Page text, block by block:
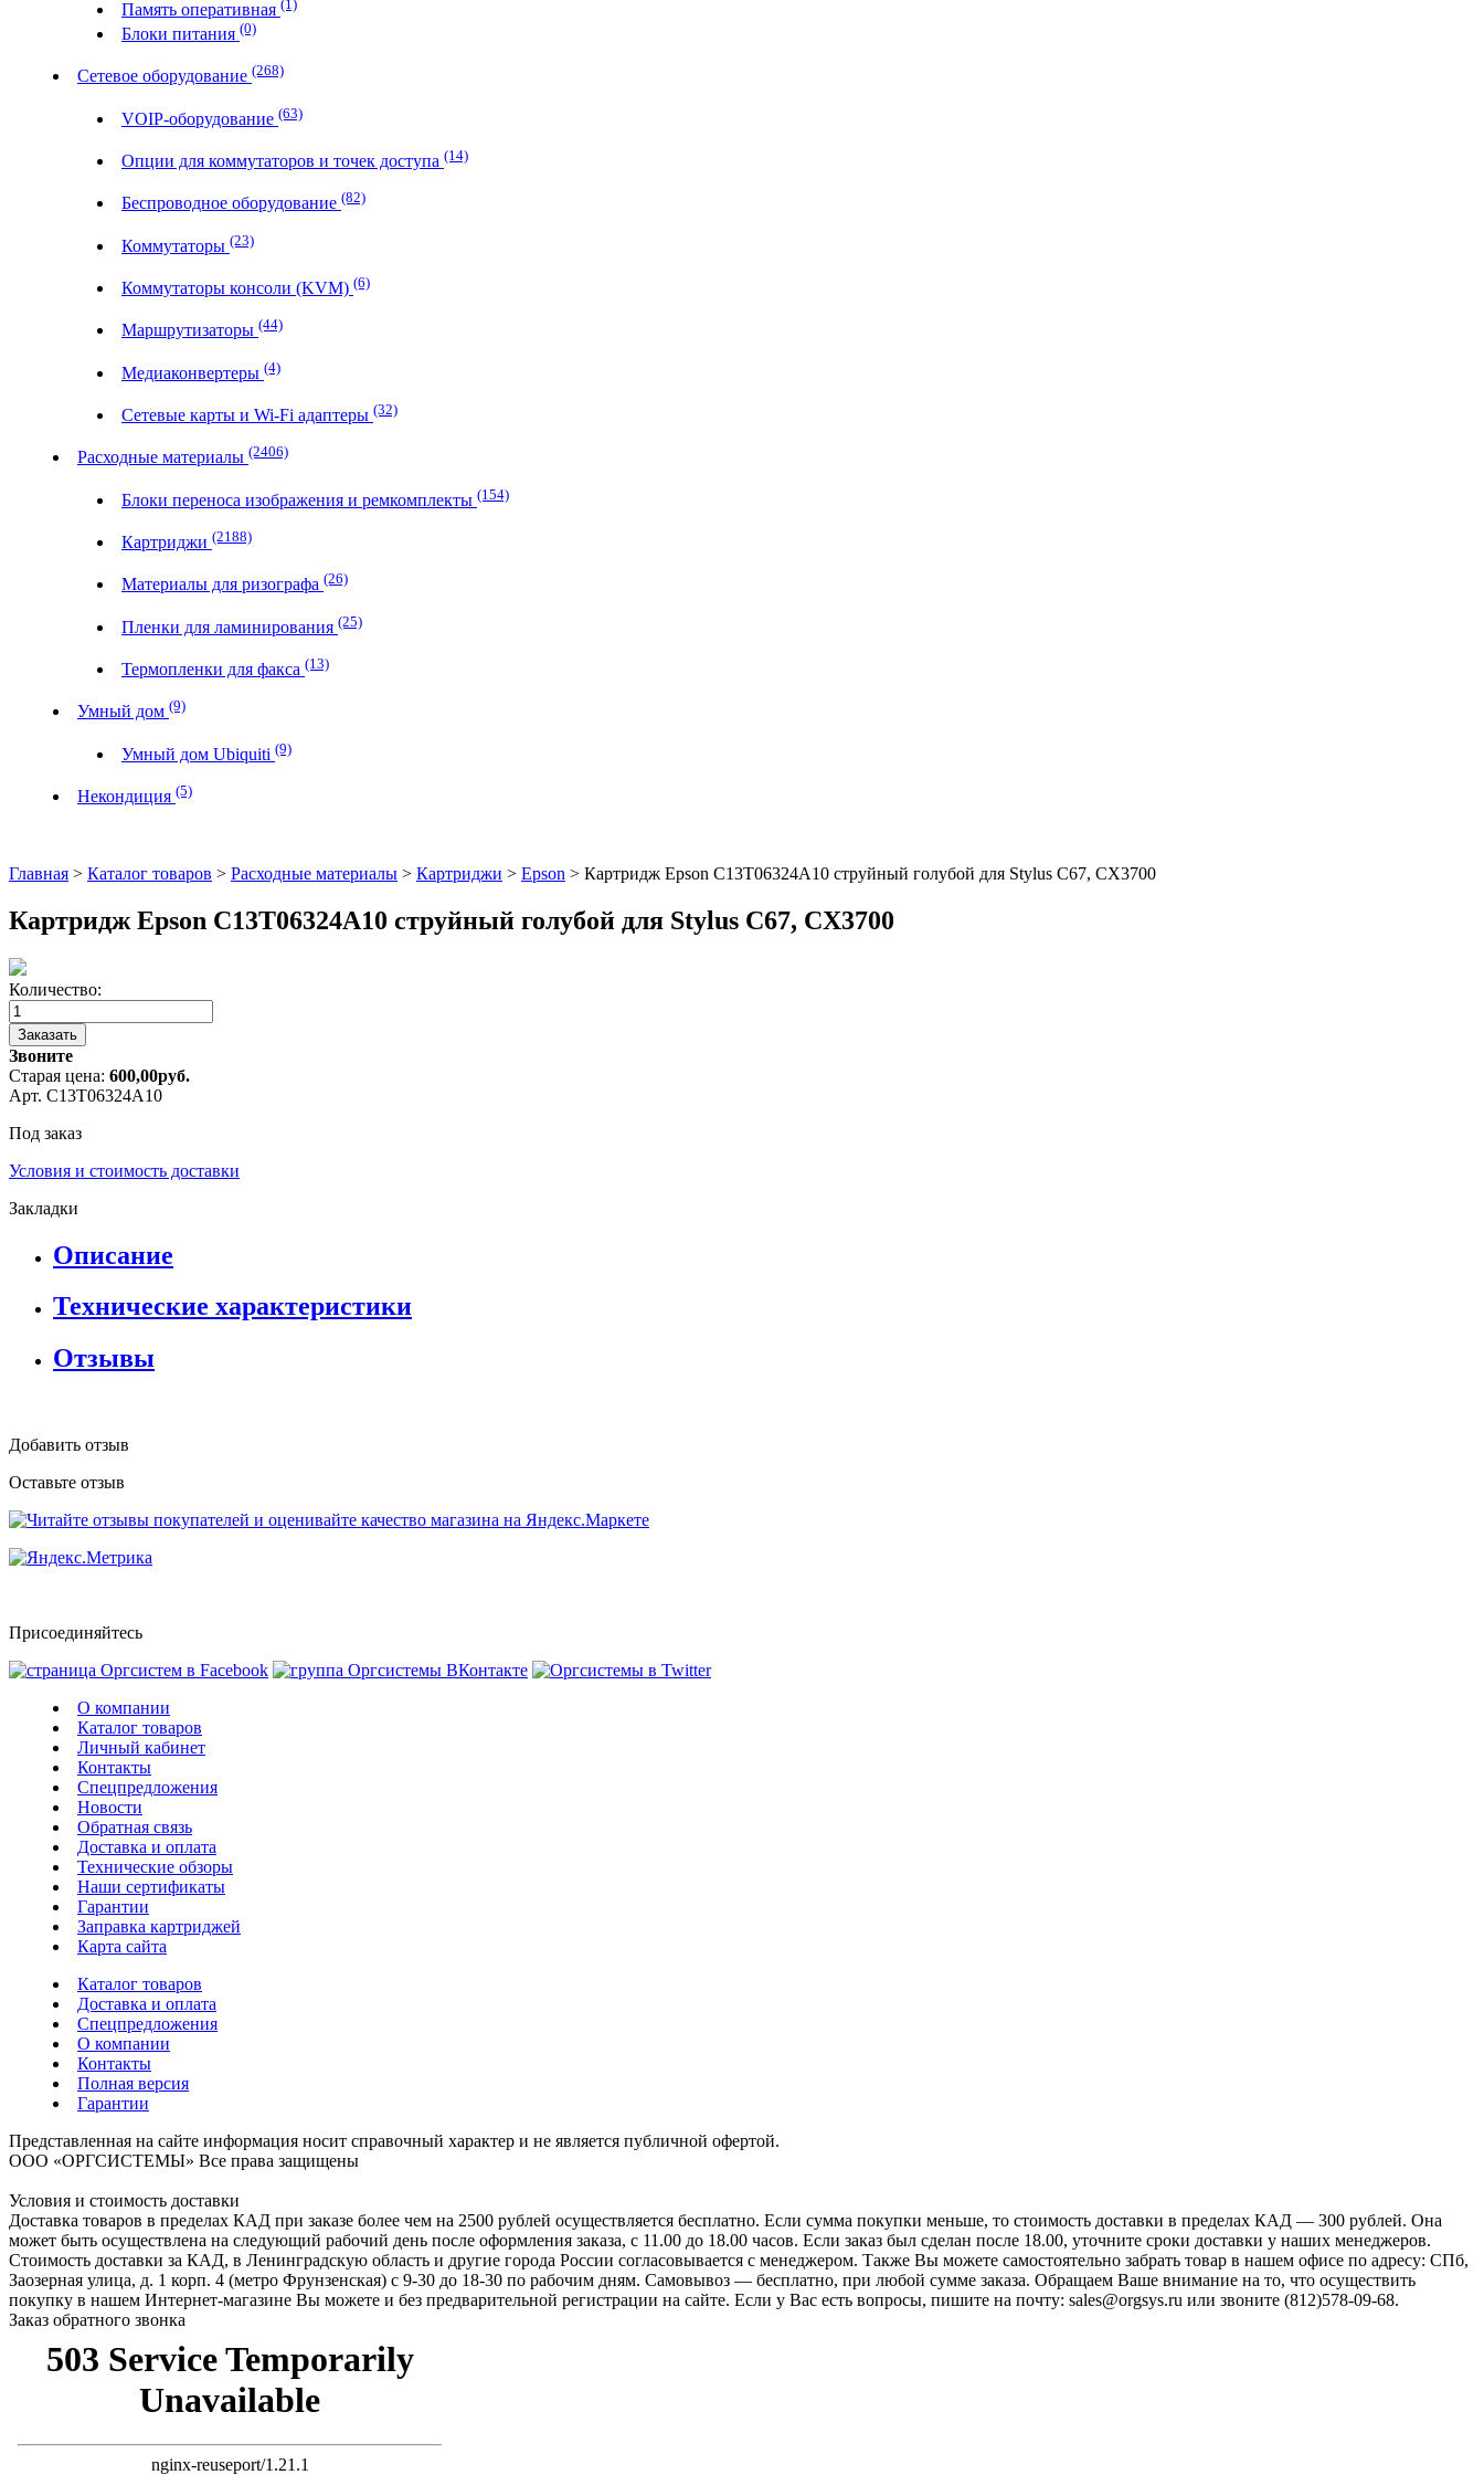
Память оперативная
Блоки питания (0)
Сетевое оборудование (268)
VOIP-оборудование (63)
Опции для коммутаторов и точек доступа (14)
Беспроводное оборудование (82)
Коммутаторы (23)
Коммутаторы консоли (KVM) (6)
Маршрутизаторы (44)
Медиаконвертеры (4)
Сетевые карты и Wi-Fi адаптеры (32)
Расходные материалы (2406)
Блоки переноса изображения и ремкомплекты (154)
Картриджи (2188)
Материалы для ризографа (26)
Пленки для ламинирования (25)
Термопленки для факса (13)
Умный дом (9)
Умный дом Ubiquiti (9)
Некондиция (5)
Главная > Каталог товаров > Расходные материалы > Картриджи > Epson > Картридж Epson C13T06324A10 струйный голубой для Stylus C67, CX3700
Картридж Epson C13T06324A10 струйный голубой для Stylus C67, CX3700
Количество:
Заказать
Звоните
Старая цена: 600,00руб.
Арт. C13T06324A10
Под заказ
Условия и стоимость доставки
Закладки
Описание
Технические характеристики
Отзывы
Добавить отзыв
Оставьте отзыв
Присоединяйтесь
О компании
Каталог товаров
Личный кабинет
Контакты
Спецпредложения
Новости
Обратная связь
Доставка и оплата
Технические обзоры
Наши сертификаты
Гарантии
Заправка картриджей
Карта сайта
Каталог товаров
Доставка и оплата
Спецпредложения
О компании
Контакты
Полная версия
Гарантии
Представленная на сайте информация носит справочный характер и не является публичной офертой.
ООО «ОРГСИСТЕМЫ» Все права защищены
Условия и стоимость доставки
Доставка товаров в пределах КАД при заказе более чем на 2500 рублей осуществляется бесплатно. Если сумма покупки меньше, то стоимость доставки в пределах КАД — 300 рублей. Она
может быть осуществлена на следующий рабочий день после оформления заказа, с 11.00 до 18.00 часов. Если заказ был сделан после 18.00, уточните сроки доставки у наших менеджеров.
Стоимость доставки за КАД, в Ленинградскую область и другие города России согласовывается с менеджером. Также Вы можете самостоятельно забрать товар в нашем офисе по адресу: СПб,
Заозерная улица, д. 1 корп. 4 (метро Фрунзенская) с 9-30 до 18-30 по рабочим дням. Самовывоз — бесплатно, при любой сумме заказа. Обращаем Ваше внимание на то, что осуществить
покупку в нашем Интернет-магазине Вы можете и без предварительной регистрации на сайте. Если у Вас есть вопросы, пишите на почту: sales@orgsys.ru или звоните (812)578-09-68.
Заказ обратного звонка